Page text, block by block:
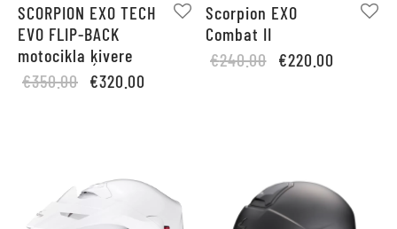
SCORPION EXO TECH
EVO FLIP-BACK
motocikla ķivere
€350.00 Original
€320.00
Scorpion EXO
Combat II
€240.00
Original
€220.00